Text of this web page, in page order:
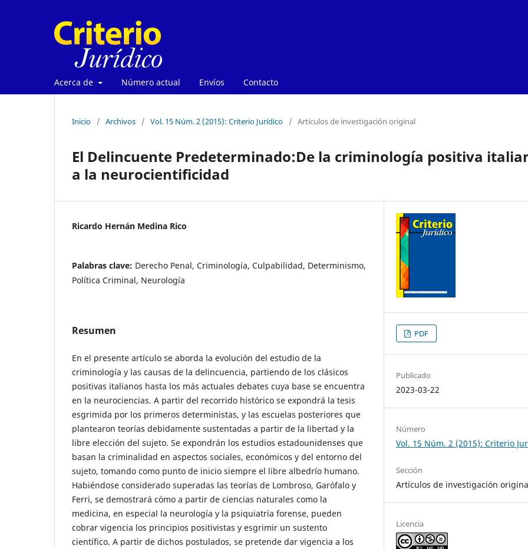
Acerca de Número actual Envíos Contacto
Inicio / Archivos / Vol. 15 Núm. 2 (2015): Criterio Jurídico / Artículos de investigación original
El Delincuente Predeterminado:De la criminología positiva
a la neurocientificidad
Ricardo Hernán Medina Rico
Palabras clave: Derecho Penal, Criminología, Culpabilidad, Determinismo,
Política Criminal, Neurología
Resumen
En el presente artículo se aborda la evolución del estudio de la
criminología y las causas de la delincuencia, partiendo de los clásicos
positivas italianos hasta los más actuales debates cuya base se encuentra
en la neurociencias. A partir del recorrido histórico se expondrá la tesis
esgrimida por los primeros deterministas, y las escuelas posteriores que
plantearon teorías debidamente sustentadas a partir de la libertad y la
libre elección del sujeto. Se expondrán los estudios estadounidenses que
basan la criminalidad en aspectos sociales, económicos y del entorno del
sujeto, tomando como punto de inicio siempre el libre albedrío humano.
Habiéndose considerado superadas las teorías de Lombroso, Garófalo y
Ferri, se demostrará cómo a partir de ciencias naturales como la
medicina, en especial la neurología y la psiquiatría forense, pueden
cobrar vigencia los principios positivistas y esgrimir un sustento
científico. A partir de dichos postulados, se pretende dar vigencia a los
PDF
Publicado
2023-03-22
Número
Vol. 15 Núm. 2 (2015): Criterio
Sección
Artículos de investigación
Licencia